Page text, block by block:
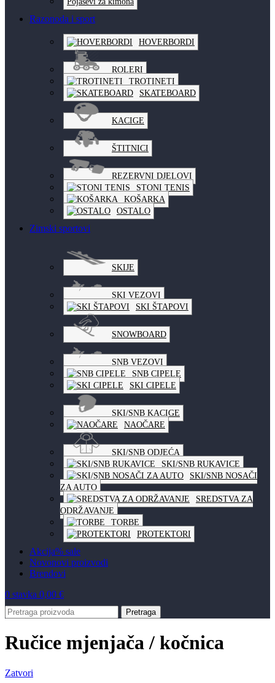
Razonoda i sport
HOVERBORDI
ROLERI
TROTINETI
SKATEBOARD
KACIGE
ŠTITNICI
REZERVNI DJELOVI
STONI TENIS
KOŠARKA
OSTALO
Zimski sportovi
SKIJE
SKI VEZOVI
SKI ŠTAPOVI
SNOWBOARD
SNB VEZOVI
SNB CIPELE
SKI CIPELE
SKI/SNB KACIGE
NAOČARE
SKI/SNB ODJEĆA
SKI/SNB RUKAVICE
SKI/SNB NOSAČI
ZA AUTO
SREDSTVA ZA
ODRŽAVANJE
TORBE
PROTEKTORI
Akcija% sale
Novonovi proizvodi
Brendovi
0 stavka 0,00 €
Pretraga
Ručice mjenjača / kočnica
Zatvori